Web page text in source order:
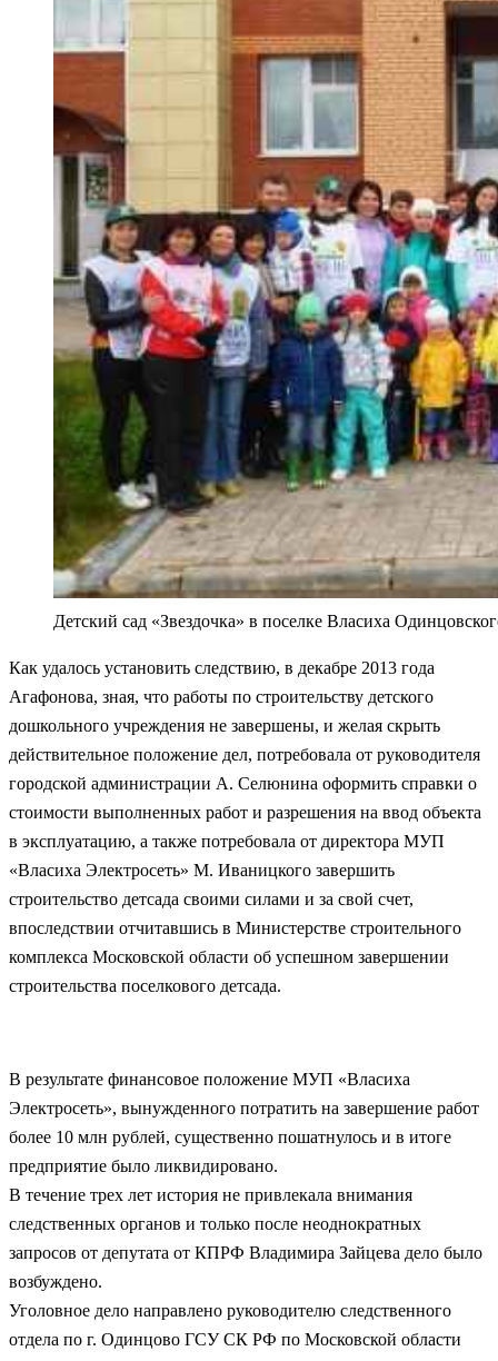
Детский сад «Звездочка» в поселке Власиха
Как удалось установить следствию, в декабре 2013 года
Агафонова, зная, что работы по строительству детского
дошкольного учреждения не завершены, и желая скрыть
действительное положение дел, потребовала от руководителя
городской администрации А. Селюнина оформить справки о
стоимости выполненных работ и разрешения на ввод объекта
в эксплуатацию, а также потребовала от директора МУП
«Власиха Электросеть» М. Иваницкого завершить
строительство детсада своими силами и за свой счет,
впоследствии отчитавшись в Министерстве строительного
комплекса Московской области об успешном завершении
строительства поселкового детсада.
В результате финансовое положение МУП «Власиха
Электросеть», вынужденного потратить на завершение работ
более 10 млн рублей, существенно пошатнулось и в итоге
предприятие было ликвидировано.
В течение трех лет история не привлекала внимания
следственных органов и только после неоднократных
запросов от депутата от КПРФ Владимира Зайцева дело было
возбуждено.
Уголовное дело направлено руководителю следственного
отдела по г. Одинцово ГСУ СК РФ по Московской области